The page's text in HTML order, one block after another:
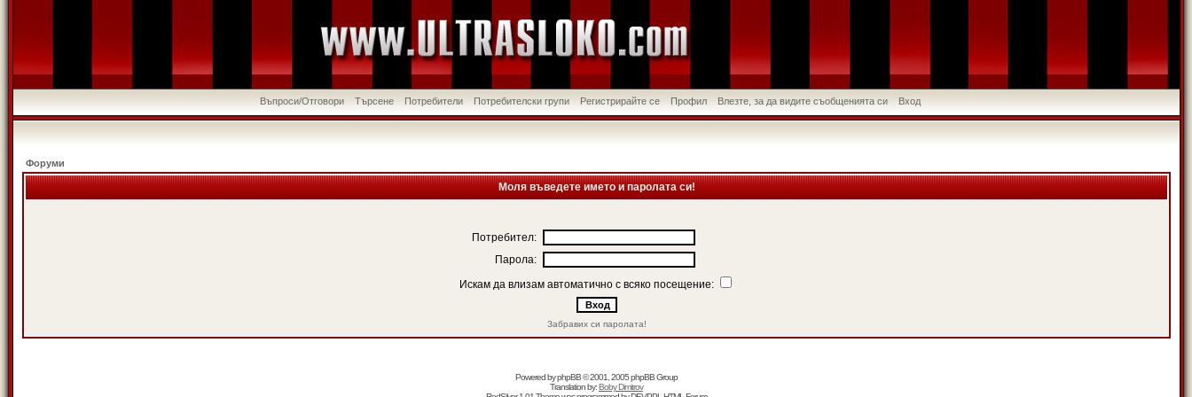
Въпроси/Отговори Търсене Потребители Потребителски групи Регистрирайте се Профил Влезте, за да видите съобщенията си Вход
Форуми
Моля въведете името и паролата си!
Потребител:
Парола:
Искам да влизам автоматично с всяко посещение:
Забравих си паролата!
Powered byphpBB© 2001, 2005 phpBB Group
Translation by:Boby Dimitrov